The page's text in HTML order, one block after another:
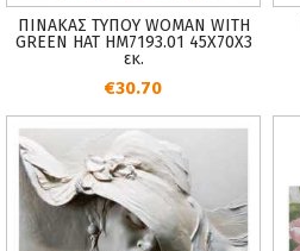
ΠΙΝΑΚΑΣ ΤΥΠΟΥ WOMAN WITH
GREEN HAT HM7193.01 45X70X3
εκ.
€30.70